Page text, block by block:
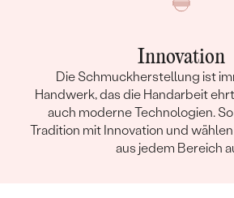
Innovation
Die Schmuckherstellung ist
Handwerk, das die Handarbeit
auch moderne Technologien.
Tradition mit Innovation und
aus jedem Bereich